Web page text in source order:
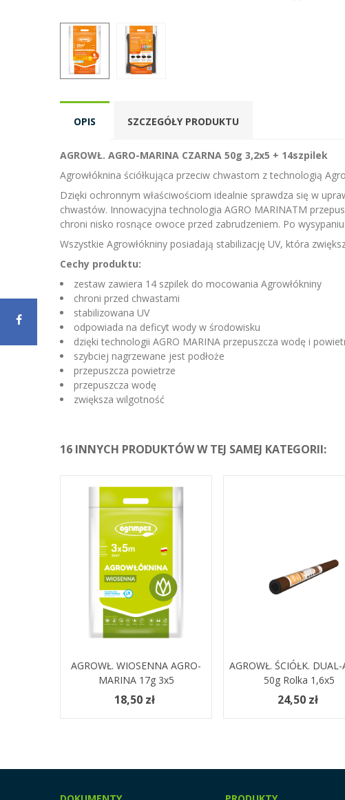
OPIS SZCZEGÓŁY PRODUKTU
AGROWŁ. AGRO-MARINA CZARNA 50g 3,2x5 + 14szpilek
Agrowłóknina ściółkująca przeciw chwastom z technologią
Dzięki ochronnym właściwościom idealnie sprawdza się w
chwastów. Innowacyjna technologia AGRO MARINATM
chroni nisko rosnące owoce przed zabrudzeniem. Po
Wszystkie Agrowłókniny posiadają stabilizację UV, która
Cechy produktu:
zestaw zawiera 14 szpilek do mocowania Agrowłókniny
chroni przed chwastami
stabilizowana UV
odpowiada na deficyt wody w środowisku
dzięki technologii AGRO MARINA przepuszcza wodę i
szybciej nagrzewane jest podłoże
przepuszcza powietrze
przepuszcza wodę
zwiększa wilgotność
16 INNYCH PRODUKTÓW W TEJ SAMEJ KATEGORII:
Dodaj Do Koszyka
AGROWŁ. WIOSENNA AGRO-
MARINA 17g 3x5
18,50 zł
Dodaj Do Koszyka
AGROWŁ. ŚCIÓŁK. DUAL-
50g Rolka 1,6x5
24,50 zł